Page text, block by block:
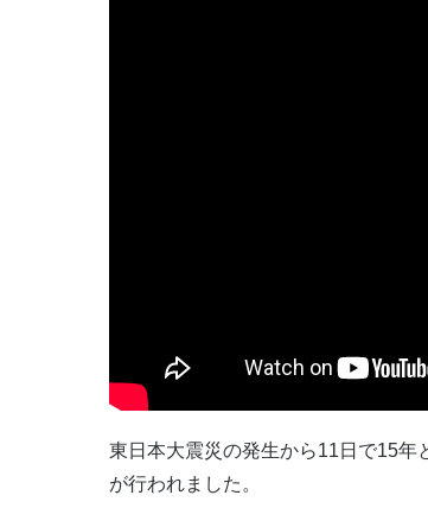
東日本大震災の発生から11日で15年
が行われました。